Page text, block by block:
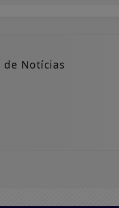
de Notícias